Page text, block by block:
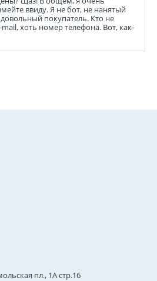
ввиду. Я не бот, не нанятый
покупатель. Кто не
хоть номер телефона. Вот, как-
пл., 1А стр.16